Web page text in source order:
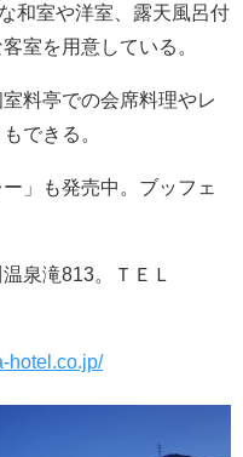
和室や洋室、露天風呂付
室を用意している。
料亭での会席料理やレ
できる。
」も発売中。ブッフェ
泉滝813。ＴＥＬ
hotel.co.jp/